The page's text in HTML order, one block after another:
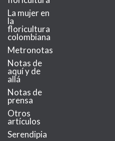
La mujer en
la
floricultura
colombiana
Metronotas
Notas de
aquí y de
allá
Notas de
prensa
Otros
artículos
Serendipia